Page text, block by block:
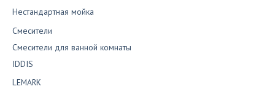
Нестандартная мойка
Смесители
Смесители для ванной комнаты
IDDIS
LEMARK